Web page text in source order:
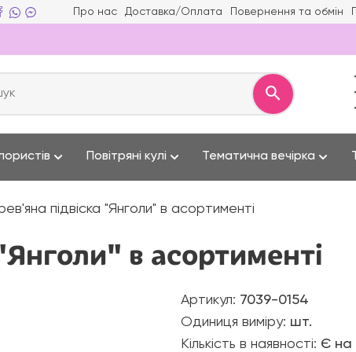
Про нас Доставка/Оплата Повернення та обмін
Повітряні кулі Тематична вечірка
підвіска "Янголи" в асортименті
в асортименті
Артикул: 7039-0154
Одиниця виміру: шт.
Кількість в наявності: Є на